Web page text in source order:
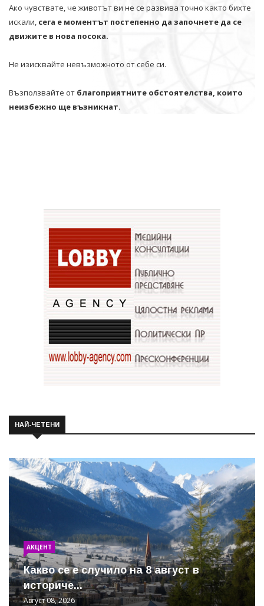
Ако чувствате, че животът ви не се развива точно както бихте
искали, сега е моментът постепенно да започнете да се
движите в нова посока.
Не изисквайте невъзможното от себе си.
Възползвайте от благоприятните обстоятелства, които
неизбежно ще възникнат.
НАЙ-ЧЕТЕНИ
АКЦЕНТ
Какво се е случило на 8 август в
историче...
Август 08, 2026